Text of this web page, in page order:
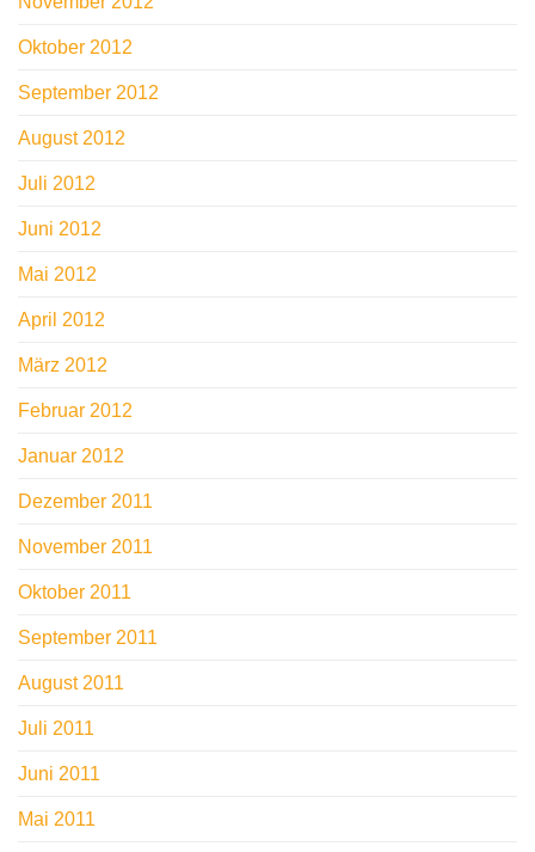
Oktober 2012
September 2012
August 2012
Juli 2012
Juni 2012
Mai 2012
April 2012
März 2012
Februar 2012
Januar 2012
Dezember 2011
November 2011
Oktober 2011
September 2011
August 2011
Juli 2011
Juni 2011
Mai 2011